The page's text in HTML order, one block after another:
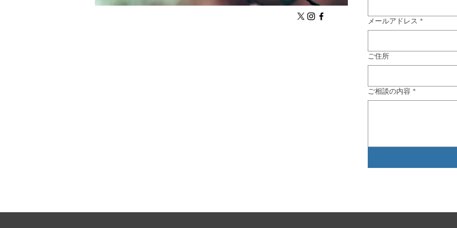
メールアドレス *
ご住所
ご相談の内容 *